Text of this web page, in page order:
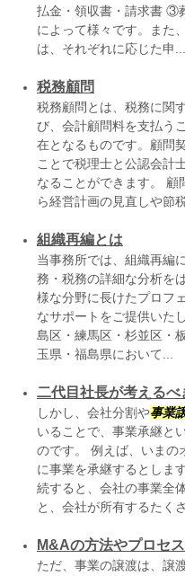
払金・領収書・請求書 ③
によって様々です。また
は、それぞれに応じた申...
税務顧問
税務顧問とは、税務に関
び、会計顧問料を支払う
在となるものです。顧問
ことで税理士と公認会計
なることができます。 顧
ら経営計画の見直しや節税
組織再編とは
当事務所では、組織再編
務・税務の詳細な分析を
様な分野に長けたプロフ
なサポートをご提供いた
島区・練馬区・杉並区・
玉県・福島県において...
二代目社長が考えるべ
しかし、会社分割や事業
いることで、事業承継と
のです。 例えば、いまの
に事業を承継するとしま
続すると、会社の事業全
と、会社が所有するたくさ
M&Aの方法やプロセス
ただ、事業の譲渡は、譲